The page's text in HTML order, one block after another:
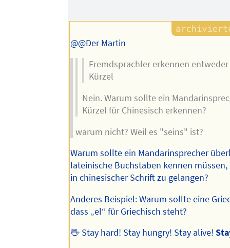
@@Der Martin
Fremdsprachler erkennen
Kürzel
Nein. Warum sollte ein
Kürzel für Chinesisch erkennen?
warum nicht? Weil es "seins" ist?
Warum sollte ein Mandarinsprecher
lateinische Buchstaben kennen
in chinesischer Schrift zu gelangen?
Anderes Beispiel: Warum sollte eine
dass „el“ für Griechisch steht?
🖖 Stay hard! Stay hungry! Stay alive!